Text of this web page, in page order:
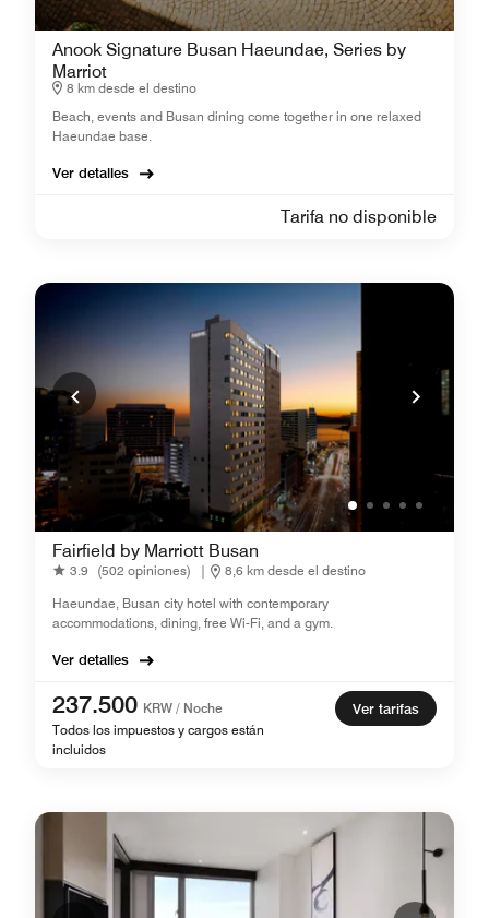
Anook Signature Busan Haeundae, Series by
Marriot
8 km desde el destino
Beach, events and Busan dining come together in one relaxed
Haeundae base.
Ver detalles
Tarifa no disponible
Fairfield by Marriott Busan
3.9 (502 opiniones) |
8,6 km desde el destino
Haeundae, Busan city hotel ​with contemporary
accommodations, dining, free Wi-Fi, and a gym.
Ver detalles
237.500 KRW / Noche
Todos los impuestos y cargos están
incluidos
Ver tarifas